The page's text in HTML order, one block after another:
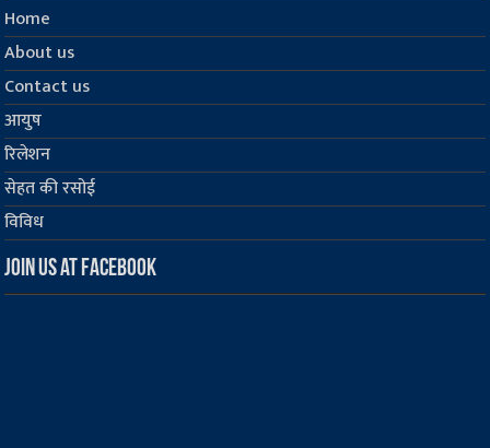
Home
About us
Contact us
आयुष
रिलेशन
सेहत की रसोई
विविध
Join us at Facebook